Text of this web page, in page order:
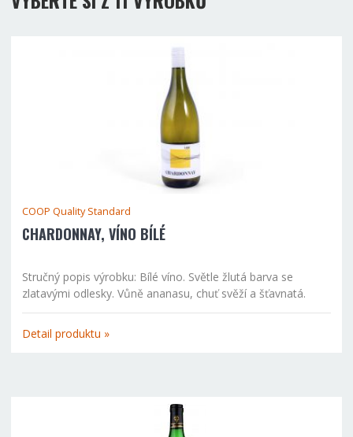
COOP Quality Standard
CHARDONNAY, VÍNO BÍLÉ
Stručný popis výrobku: Bílé víno. Světle žlutá barva se
zlatavými odlesky. Vůně ananasu, chuť svěží a šťavnatá.
Alergeny: oxid siřičitý
Detail produktu »